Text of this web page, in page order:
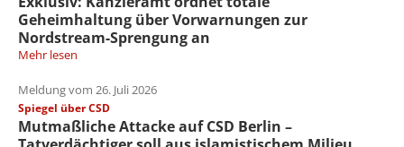
Geheimhaltung über Vorwarnungen zur
Nordstream-Sprengung an
Mehr lesen
Meldung vom 26. Juli 2026
Spiegel über CSD
Mutmaßliche Attacke auf CSD Berlin –